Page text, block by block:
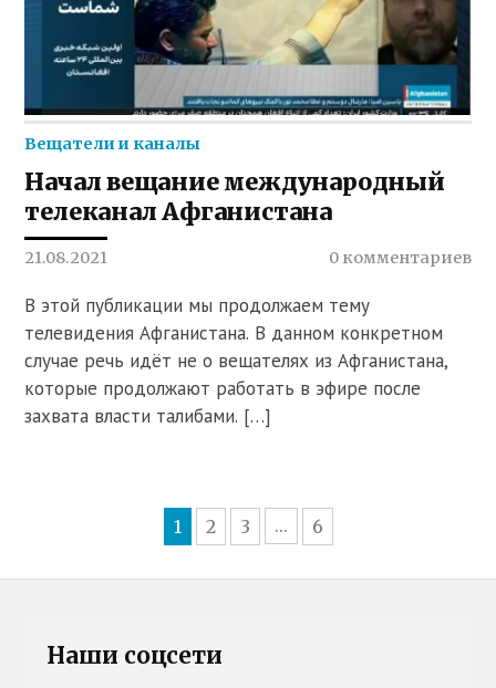
Вещатели и каналы
Начал вещание международный
телеканал Афганистана
21.08.2021 0 комментариев
В этой публикации мы продолжаем тему
телевидения Афганистана. В данном конкретном
случае речь идёт не о вещателях из Афганистана,
которые продолжают работать в эфире после
захвата власти талибами. […]
1 2 3 ... 6
Наши соцсети